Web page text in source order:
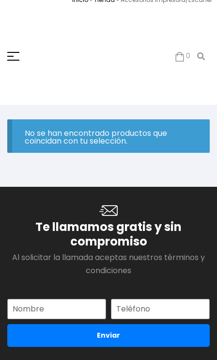
0
No se han encontrado productos que
coincidan con tu selección.
Te llamamos gratis y sin
compromiso
Al solicitar la llamada aceptas nuestros términos y
condiciones
Enviar